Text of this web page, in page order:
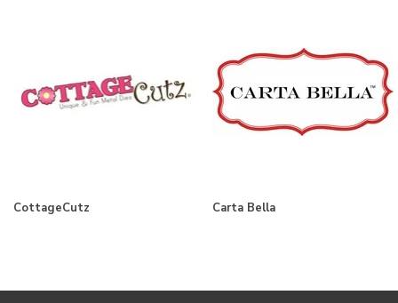
CottageCutz Carta Bella